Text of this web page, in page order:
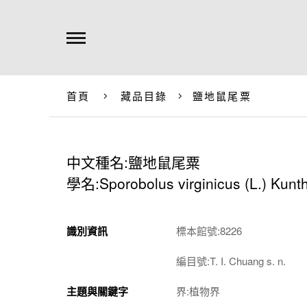
首頁 藏品目錄 鹽地鼠尾粟
中文種名:鹽地鼠尾粟
學名:Sporobolus virginicus (L.)
識別資訊 標本館號:8226
編目號:T. I. Chuang s. n.
主題與關鍵字 界:植物界